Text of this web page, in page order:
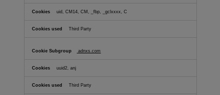
uid, CM14, CM, _fbp, _gclxxxx, C
Third Party
adnxs.com
uuid2, anj
Third Party